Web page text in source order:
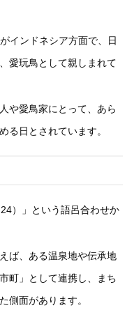
インドネシア方面で、日
愛玩鳥として親しまれて
や愛鳥家にとって、あら
る日とされています。
）」という語呂合わせか
ば、ある温泉地や伝承地
町」として連携し、まち
側面があります。